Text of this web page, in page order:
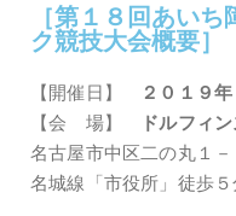
［第１８回あい
ク競技大会概要］​
【開催日】
２０１９
【会 場】
ドルフィ
名古屋市中区二の丸１
名城線「市役所」徒歩５